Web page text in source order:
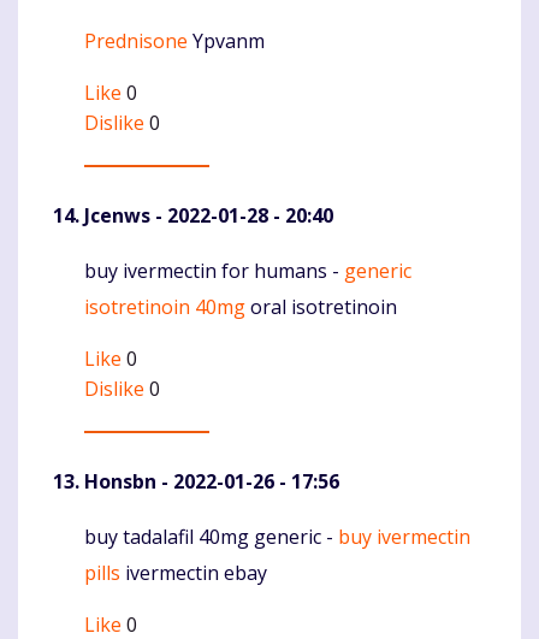
Komentaras
Prednisone Ypvanm
Like 0
Dislike 0
Jcenws - 2022-01-28 - 20:40
Komentaras
buy ivermectin for humans - generic
isotretinoin 40mgoral isotretinoin
Like 0
Dislike 0
Honsbn - 2022-01-26 - 17:56
Komentaras
buy tadalafil 40mg generic - buy ivermectin
pills ivermectin ebay
Like 0